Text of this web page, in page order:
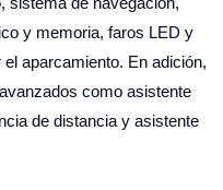
y memoria, faros LED y
aparcamiento. En adición,
como asistente
de distancia y asistente